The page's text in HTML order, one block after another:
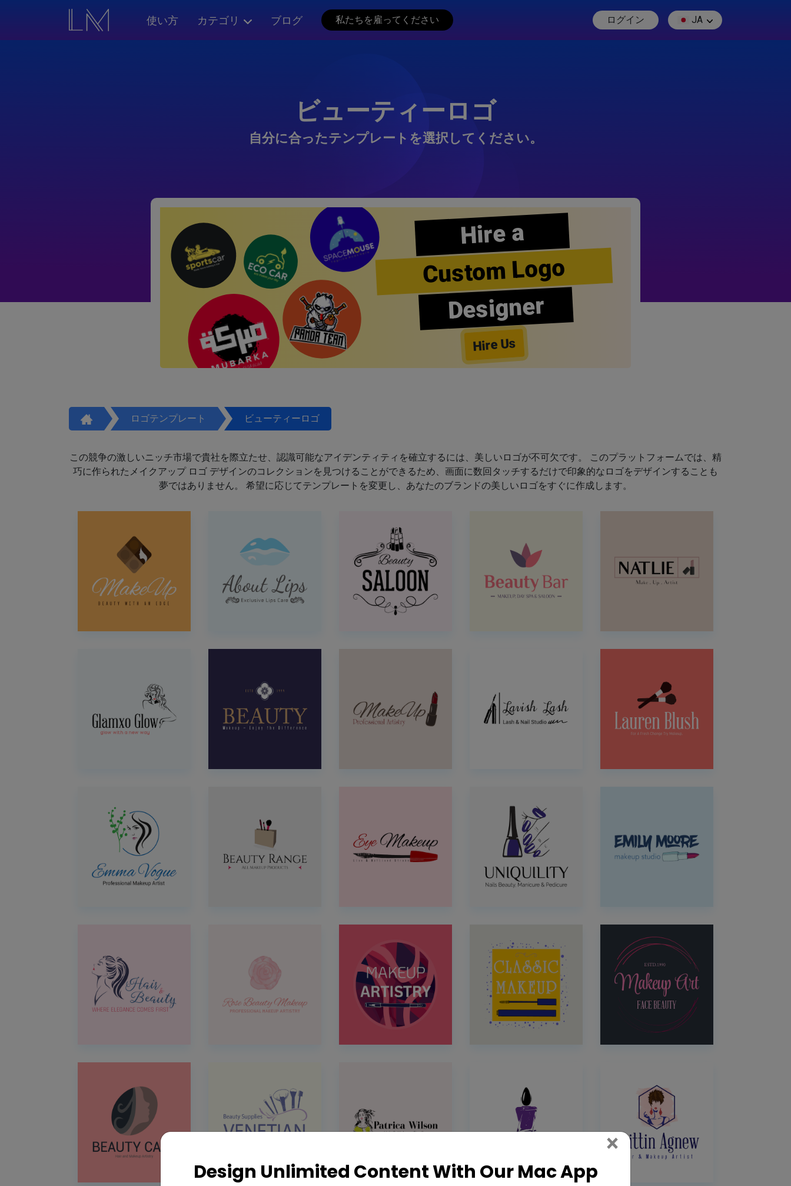
使い方 カテゴリ ブログ 私たちを雇ってください ログイン JA
ビューティーロゴ
自分に合ったテンプレートを選択してください。
Hire a
Custom Logo
Designer
Hire Us
ロゴテンプレート ビューティーロゴ
この競争の激しいニッチ市場で貴社を際立たせ、認識可能なアイデンティティを確立するには、美しいロゴが不可欠です。 このプラットフォームでは、精
巧に作られたメイクアップ ロゴ デザインのコレクションを見つけることができるため、画面に数回タッチするだけで印象的なロゴをデザインすることも
夢ではありません。 希望に応じてテンプレートを変更し、あなたのブランドの美しいロゴをすぐに作成します。
Design Unlimited Content With Our Mac App
× Close